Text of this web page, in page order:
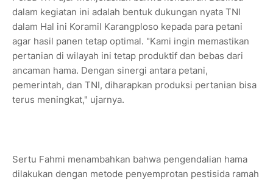
dalam kegiatan ini adalah bentuk dukungan nyata TNI
dalam Hal ini Koramil Karangploso kepada para petani
agar hasil panen tetap optimal. "Kami ingin memastikan
pertanian di wilayah ini tetap produktif dan bebas dari
ancaman hama. Dengan sinergi antara petani,
pemerintah, dan TNI, diharapkan produksi pertanian bisa
terus meningkat," ujarnya.
Sertu Fahmi menambahkan bahwa pengendalian hama
dilakukan dengan metode penyemprotan pestisida ramah